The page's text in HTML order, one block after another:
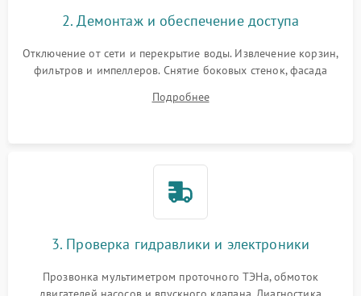
2. Демонтаж и обеспечение доступа
Отключение от сети и перекрытие воды. Извлечение корзин,
фильтров и импеллеров. Снятие боковых стенок, фасада
циркуляционному насосу, ТЭНу и сливной помпе.
Подробнее
3. Проверка гидравлики и электроники
Прозвонка мультиметром проточного ТЭНа, обмоток